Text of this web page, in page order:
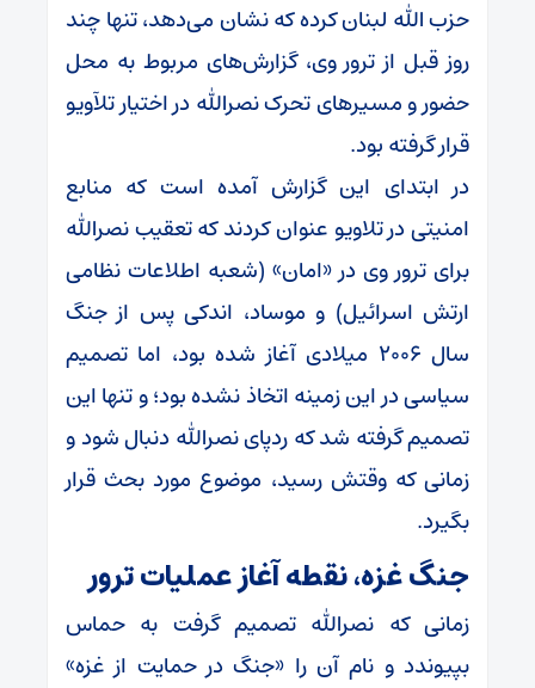
حزب الله لبنان کرده که نشان می‌دهد، تنها چند
روز قبل از ترور وی، گزارش‌های مربوط به محل
حضور و مسیر‌های تحرک نصرالله در اختیار تلآویو
قرار گرفته بود.
در ابتدای این گزارش آمده است که منابع
امنیتی در تلاویو عنوان کردند که تعقیب نصرالله
برای ترور وی در «امان» (شعبه اطلاعات نظامی
ارتش اسرائیل) و موساد، اندکی پس از جنگ
سال ۲۰۰۶ میلادی آغاز شده بود، اما تصمیم
سیاسی در این زمینه اتخاذ نشده بود؛ و تنها این
تصمیم گرفته شد که ردپای نصرالله دنبال شود و
زمانی که وقتش رسید، موضوع مورد بحث قرار
بگیرد.
جنگ غزه، نقطه آغاز عملیات ترور
زمانی که نصرالله تصمیم گرفت به حماس
بپیوندد و نام آن را «جنگ در حمایت از غزه»